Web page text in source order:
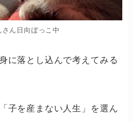
さん日向ぼっこ中
に落とし込んで考えてみる
子を産まない人生」を選ん